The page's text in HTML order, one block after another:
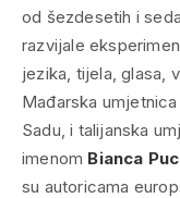
od šezdesetih i
razvijale
jezika, tijela, glasa,
Mađarska umjetnica
Sadu, i talijanska
imenom Bianca
su autoricama